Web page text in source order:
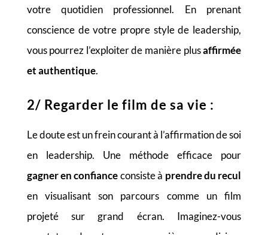
votre quotidien professionnel. En prenant
conscience de votre propre style de leadership,
vous pourrez l’exploiter de manière plusaffirmée
et authentique.
2/ Regarder le film de sa vie :
Le doute est un frein courant à l’affirmation de soi
en leadership. Une méthode efficace pour
gagner en confianceconsiste à prendre du recul
en visualisant son parcours comme un film
projeté sur grand écran. Imaginez-vous